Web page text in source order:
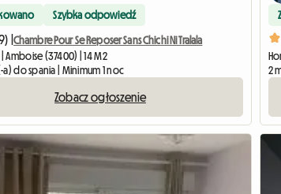
Szybka odpowiedź
| Chambre Pour Se Reposer Sans Chichi Ni Tralala
Amboise (37400) | 14 M2
a) do spania | Minimum 1 noc
Zobacz ogłoszenie
2